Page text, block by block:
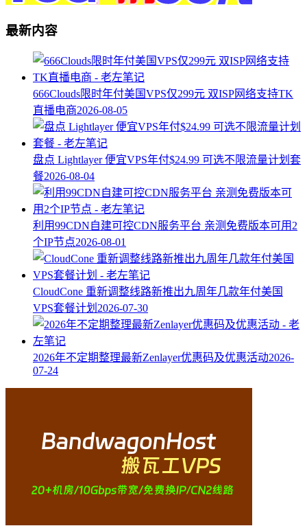
最新内容
666Clouds限时年付美国VPS仅299元 双ISP网络支持TK
直播电商2026-08-05
盘点 Lightlayer 便宜VPS年付$24.99 可选不限流量计划套
餐2026-08-04
利用99CDN自建可控CDN服务平台 亲测免费版本可用2
个IP节点2026-08-01
CloudCone 重新调整线路新推出九周年几款年付美国
VPS套餐计划 2026-07-30
2026年不定期整理最新Zenlayer优惠码及优惠活动2026-
07-24